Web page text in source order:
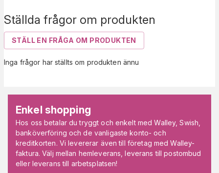
Ställda frågor om produkten
STÄLL EN FRÅGA OM PRODUKTEN
Inga frågor har ställts om produkten ännu
Enkel shopping
Hos oss betalar du tryggt och enkelt med Walley, Swish,
banköverföring och de vanligaste konto- och
kreditkorten. Vi levererar även till företag med Walley-
faktura. Välj mellan hemleverans, leverans till postombud
eller leverans till arbetsplatsen!